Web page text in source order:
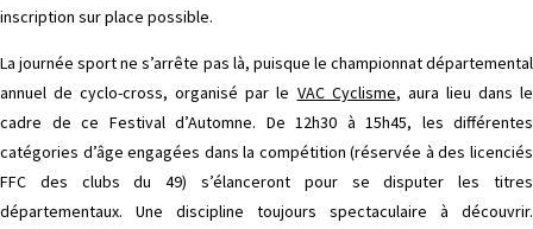
inscription sur place possible.
La journée sport ne s’arrête pas là, puisque le championnat départemental
annuel de cyclo-cross, organisé par le VAC Cyclisme, aura lieu dans le
cadre de ce Festival d’Automne. De 12h30 à 15h45, les différentes
catégories d’âge engagées dans la compétition (réservée à des licenciés
FFC des clubs du 49) s’élanceront pour se disputer les titres
départementaux. Une discipline toujours spectaculaire à découvrir.